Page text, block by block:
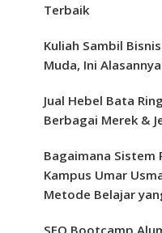
Terbaik
Kuliah Sambil
Muda, Ini Alasannya
Jual Hebel Bata
Berbagai Merek &
Bagaimana Sistem
Kampus Umar
Metode Belajar
SEO Bootcamp